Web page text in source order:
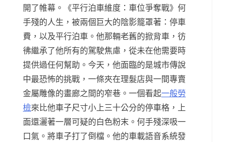
開了帷幕。《平行泊車維度：車位爭奪戰》何
手殘的人生，被兩個巨大的陰影籠罩著：停車
費，以及平行泊車。他那輛老舊的掀背車，彷
彿繼承了他所有的駕駛焦慮，從未在他需要時
提供過任何幫助。今天，他面臨的是城市傳說
中最恐怖的挑戰，一條夾在理髮店與一間專賣
金屬雕像的畫廊之間的窄巷。一個看起一般勞
檢來比他車子尺寸小上三十公分的停車格，上
面還灑著一層可疑的白色粉末。何手殘深吸一
口氣。將車子打了倒檔。他的車載語音系統發